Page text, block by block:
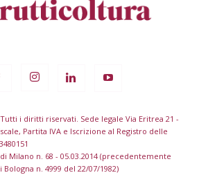
i diritti riservati. Sede legale Via Eritrea 21 -
Partita IVA e Iscrizione al Registro delle
Milano n. 68 - 05.03.2014 (precedentemente
n. 4999 del 22/07/1982)